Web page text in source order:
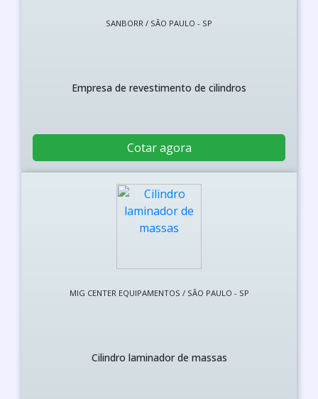
SANBORR / SÃO PAULO - SP
Empresa de revestimento de cilindros
Cotar agora
MIG CENTER EQUIPAMENTOS / SÃO PAULO - SP
Cilindro laminador de massas